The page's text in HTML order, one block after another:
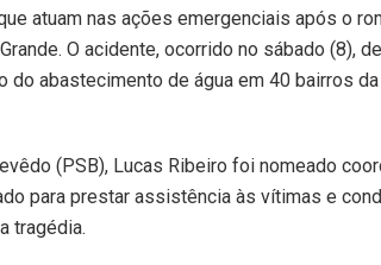
atuam nas ações emergenciais após o
O acidente, ocorrido no sábado (8),
do abastecimento de água em 40 bairros
(PSB), Lucas Ribeiro foi nomeado
para prestar assistência às vítimas e
tragédia.